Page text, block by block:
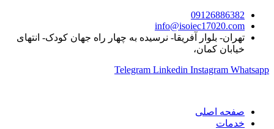
09126886382
info@isoiec17020.com
تهران- بلوار آفریقا- نرسیده به چهار راه جهان کودک- انتهای
خیابان کمان،
Telegram Linkedin Instagram Whatsapp
صفحه اصلی
خدمات